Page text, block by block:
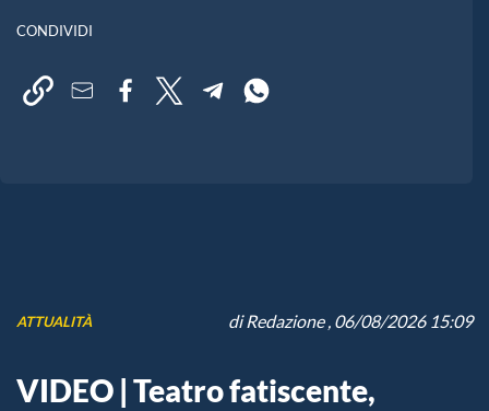
CONDIVIDI
ATTUALITÀ diRedazione, 06/08/2026 15:09
VIDEO | Teatro fatiscente,